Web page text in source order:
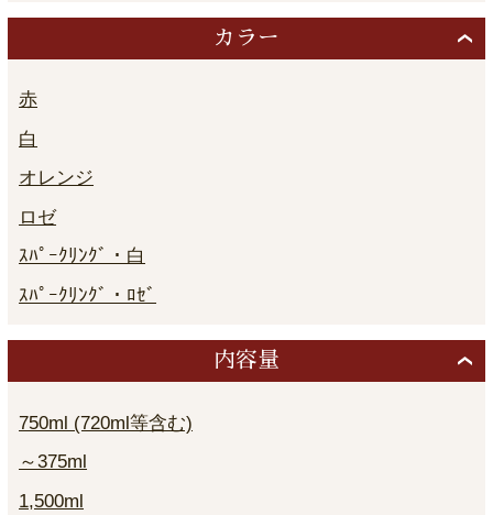
カラー
赤
白
オレンジ
ロゼ
ｽﾊﾟｰｸﾘﾝｸﾞ・白
ｽﾊﾟｰｸﾘﾝｸﾞ・ﾛｾﾞ
内容量
750ml (720ml等含む)
～375ml
1,500ml